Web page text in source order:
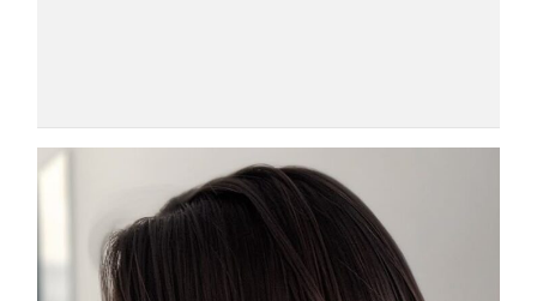
COSMOPROF WORLDWIDE BOLOGNA
Cosmprof Worldwide Bologna
presenta THE BEAUTY &
WELLNESS CONGRESS 2022: I
TEMI